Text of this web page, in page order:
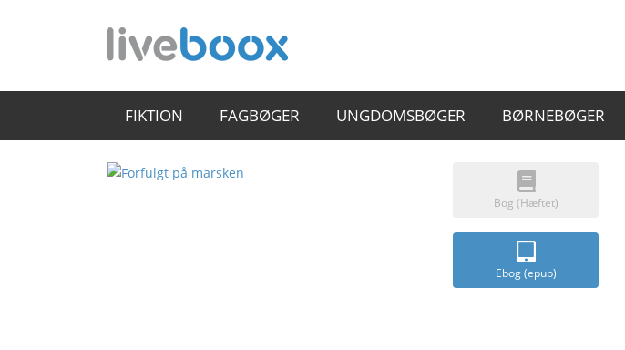
FIKTION FAGBØGER UNGDOMSBØGER BØRNEBØGER
Bog (Hæftet)
Ebog (epub)